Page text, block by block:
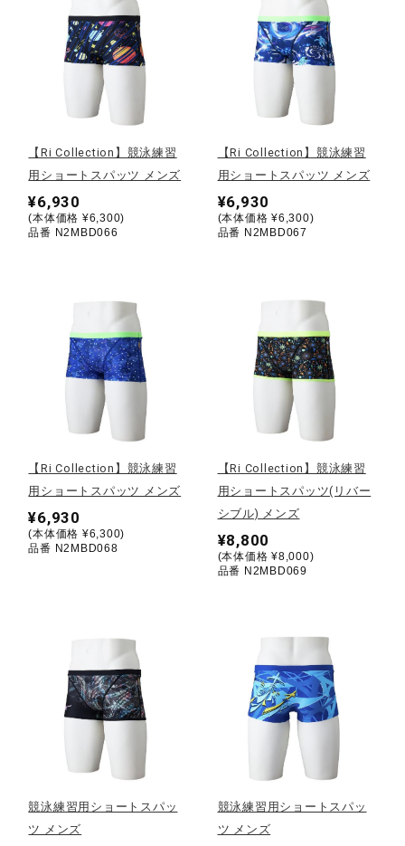
ソフトボール
柔道
ウィンタースポーツ
ワーキング
ライフスタイルグッズ
インナー
寝具／ミズノスリープ
アウトドア／レイン
健康／エクササイズ
ジュニア／キッズ
メディカル
【Ri Collection】競泳練習
用ショートスパッツ メンズ
¥6,930
(本体価格 ¥6,300)
品番 N2MBD066
【Ri Collection】競泳練習
用ショートスパッツ メンズ
¥6,930
(本体価格 ¥6,300)
品番 N2MBD067
【Ri Collection】競泳練習
用ショートスパッツ メンズ
¥6,930
(本体価格 ¥6,300)
品番 N2MBD068
【Ri Collection】競泳練習
用ショートスパッツ(リバー
シブル) メンズ
¥8,800
(本体価格 ¥8,000)
品番 N2MBD069
競泳練習用ショートスパッ
ツ メンズ
競泳練習用ショートスパッ
ツ メンズ